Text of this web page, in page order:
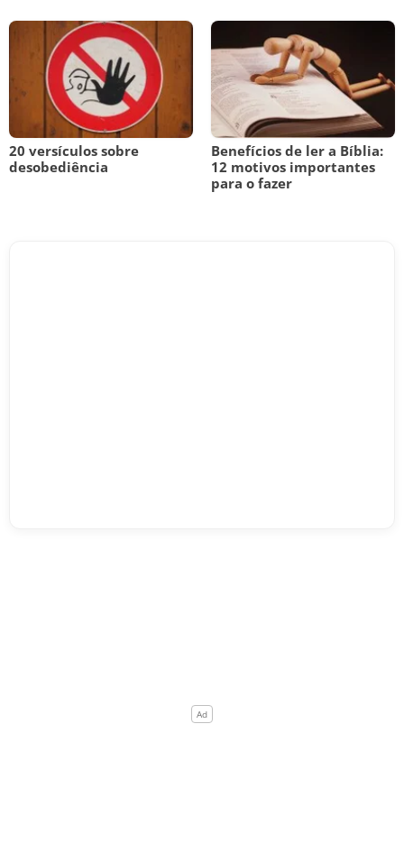
20 versículos sobre
desobediência
Benefícios de ler a Bíblia:
12 motivos importantes
para o fazer